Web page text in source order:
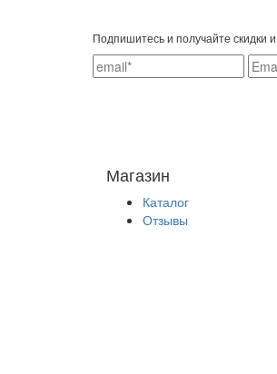
Подпишитесь и получайте скидки
Магазин
Каталог
Отзывы